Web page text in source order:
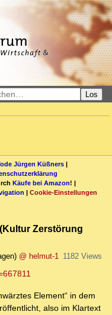
Los
Jürgen Küßners |
Käufe bei Amazon! |
| Cookie-Einstellungen
Zerstörung
@ helmut-1 1182 Views
Element“ in dem
also im Klartext